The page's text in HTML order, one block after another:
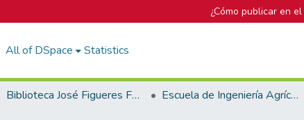
¿Cómo publicar en
All of DSpace Statistics
Biblioteca José Figueres Ferrer Escuela de Ingeniería Agrícola